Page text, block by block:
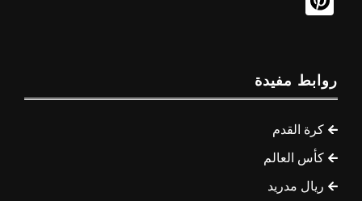
روابط مفيدة
كرة القدم
كأس العالم
ريال مدريد